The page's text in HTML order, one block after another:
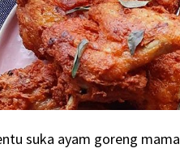
suka ayam goreng